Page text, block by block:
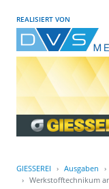
REALISIERT VON
GIESSEREI Ausgaben
Werkstofftechnikum